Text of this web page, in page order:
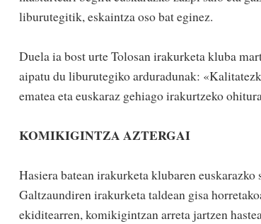
liburutegitik, eskaintza oso bat eginez.
Duela ia bost urte Tolosan irakurketa kluba
aipatu du liburutegiko arduradunak:
ematea eta euskaraz gehiago irakurtzeko
KOMIKIGINTZA AZTERGAI
Hasiera batean irakurketa klubaren
Galtzaundiren irakurketa taldean gisa
ekiditearren, komikigintzan arreta jartzen